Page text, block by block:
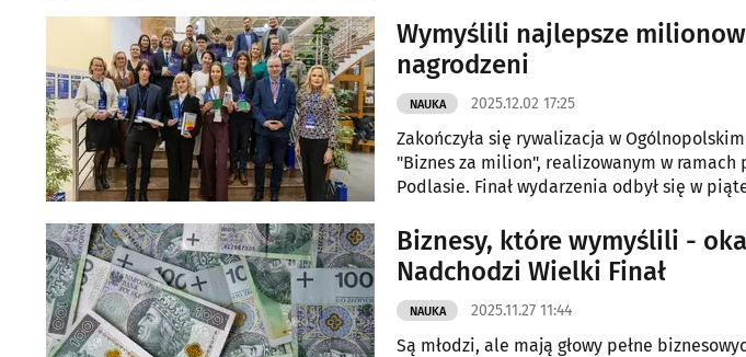
Wymyślili najlepsze
nagrodzeni
NAUKA 2025.12.02 17:25
Zakończyła się rywalizacja w
"Biznes za milion", realizowanym w ramach
Podlasie. Finał wydarzenia odbył się w
najbardziej innowacyjne pomysły młodych
Biznesy, które wymyślili -
Nadchodzi Wielki Finał
NAUKA 2025.11.27 11:44
Są młodzi, ale mają głowy pełne